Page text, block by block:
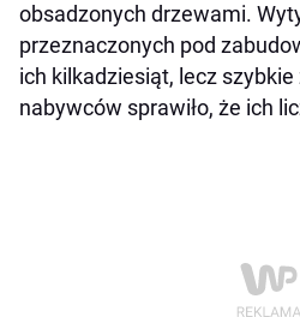
obsadzonych drzewami.
przeznaczonych pod
ich kilkadziesiąt, lecz
nabywców sprawiło, że ich